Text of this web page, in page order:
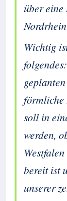
über
Wichtig
förmliche
soll in
werden,
bereit ist
unserer